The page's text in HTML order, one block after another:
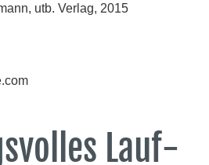
utb. Verlag, 2015
Lauf-